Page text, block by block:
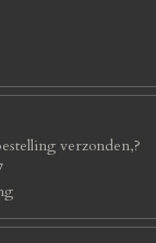
verzonden,?